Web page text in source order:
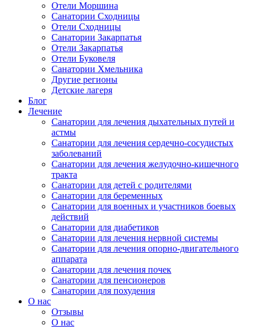
Отели Моршина
Санатории Сходницы
Отели Сходницы
Санатории Закарпатья
Отели Закарпатья
Отели Буковеля
Санатории Хмельника
Другие регионы
Детские лагеря
Блог
Лечение
Санатории для лечения дыхательных путей и
астмы
Санатории для лечения сердечно-сосудистых
заболеваний
Санатории для лечения желудочно-кишечного
тракта
Санатории для детей с родителями
Санатории для беременных
Санатории для военных и участников боевых
действий
Санатории для диабетиков
Санатории для лечения нервной системы
Санатории для лечения опорно-двигательного
аппарата
Санатории для лечения почек
Санатории для пенсионеров
Санатории для похудения
О нас
Отзывы
О нас